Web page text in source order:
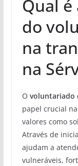
Qual
do
na
na
O voluntariado
papel crucial na
valores como
Através de
ajudam a
vulneráveis,